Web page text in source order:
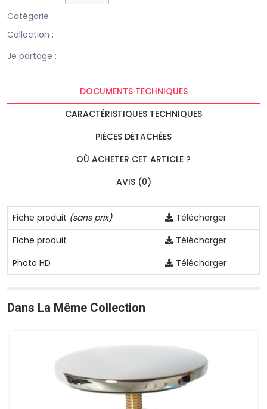
Catégorie :
Collection :
Je partage :
DOCUMENTS TECHNIQUES
CARACTÉRISTIQUES TECHNIQUES
PIÈCES DÉTACHÉES
OÙ ACHETER CET ARTICLE ?
AVIS (0)
Fiche produit (sans prix)
Télécharger
Fiche produit
Télécharger
Photo HD
Télécharger
Dans La Même Collection